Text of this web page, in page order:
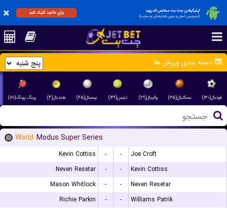
اپلیکیشن جت بت مختص اندروید
(دسترسی آسان و بدون فیلترشکن به سایت)
برای دانلود کلیک کنید
دسته بندی ورزش ها
فوتبال(۱۳۰) بسکتبال(۳۵) والیبال(۲۹) تنیس(۱۴۹) بیسبال(۴۵) هندبال(۴) پینگ پونگ(۱۸۱)
World Modus Super Series
Kevin Cottiss - -
Joe Croft
Neven Resetar
- -
Kevin Cottiss
Mason Whitlock
- -
Neven Resetar
Richie Parkin
- -
Williams Patrik